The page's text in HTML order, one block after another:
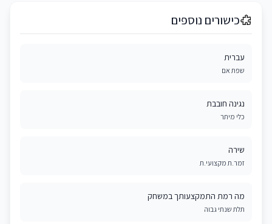
כישורים נוספים
עברית
שפת אם
נגינה חובבת
כלי מיתר
שירה
זמר.ת מקצועי.ת
מה רמת התמקצעותך במשחק
תלת שנתי גבוה